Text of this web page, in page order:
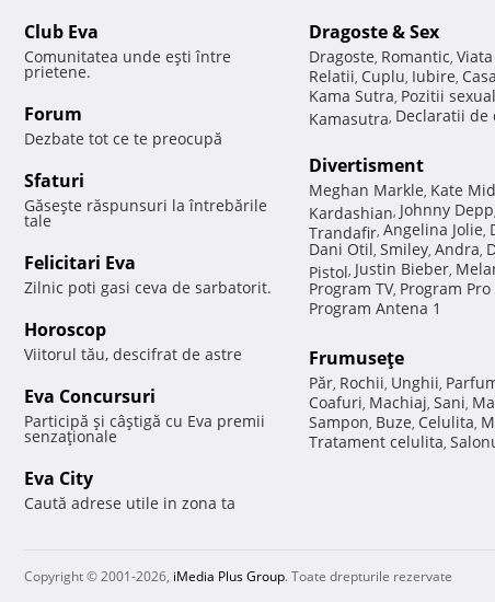
Club Eva
Comunitatea unde eşti între
prietene.
Forum
Dezbate tot ce te preocupă
Sfaturi
Găseşte răspunsuri la întrebările
tale
Felicitari Eva
Zilnic poti gasi ceva de sarbatorit.
Horoscop
Viitorul tău, descifrat de astre
Eva Concursuri
Participă şi câştigă cu Eva premii
senzaţionale
Eva City
Caută adrese utile in zona ta
Dragoste & Sex
Dragoste, Romantic,
Relatii, Cuplu, Iubire,
Kama Sutra, Pozitii
Kamasutra, Declaratii de
Divertisment
Meghan Markle, Kate
Kardashian, Johnny Depp,
Trandafir, Angelina Jolie,
Dani Otil, Smiley, Andra,
Pistol, Justin Bieber,
Program TV, Program Pro
Program Antena 1
Frumuseţe
Păr, Rochii, Unghii,
Coafuri, Machiaj, Sani,
Sampon, Buze, Celulita,
Tratament celulita,
Copyright © 2001-2026, iMedia Plus Group. Toate drepturile rezervate